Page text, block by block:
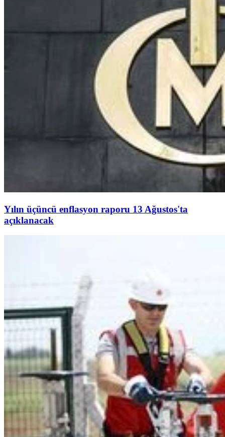
Yılın üçüncü enflasyon raporu 13 Ağustos'ta
açıklanacak